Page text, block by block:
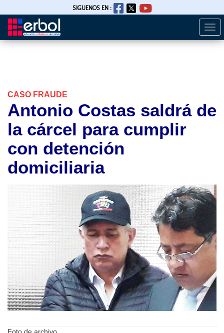
Pasar
SIGUENOS EN :
CASO FRAUDE
Antonio Costas saldrá de
la cárcel para cumplir
con detención
domiciliaria
Foto de archivo.